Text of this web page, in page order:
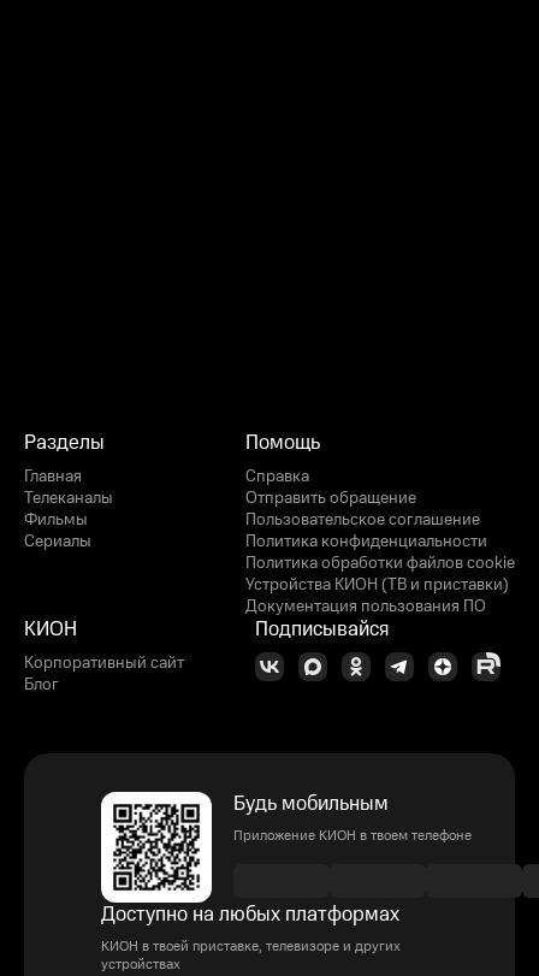
Разделы
Главная
Телеканалы
Фильмы
Сериалы
Помощь
Справка
Отправить обращение
Пользовательское соглашение
Политика конфиденциальности
Политика обработки файлов cookie
Устройства КИОН (ТВ и приставки)
Документация пользования ПО
КИОН
Корпоративный сайт
Блог
Подписывайся
Будь мобильным
Приложение КИОН в твоем телефоне
Доступно на любых платформах
КИОН в твоей приставке, телевизоре и других
устройствах